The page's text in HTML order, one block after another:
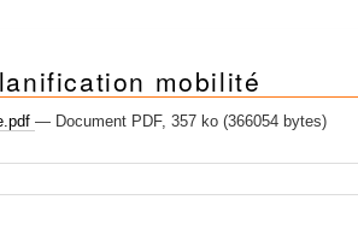
mobilité
— Document PDF, 357 ko (366054 bytes)